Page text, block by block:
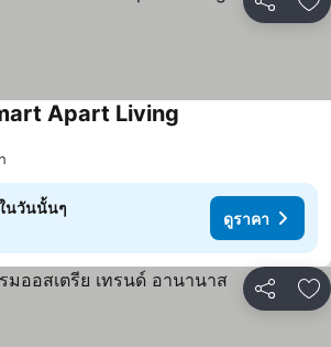
แชร์ เ
Apart Living
นวันนั้นๆ
ดูราคา
แชร์ เ